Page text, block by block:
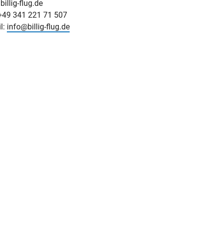
flug.de
341 221 71 507
info@billig-flug.de